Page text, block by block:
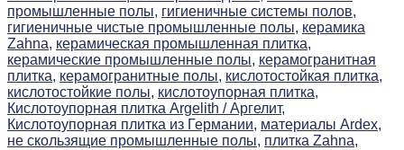
промышленные полы, гигиеничные системы полов,
гигиеничные чистые промышленные полы, керамика
Zahna, керамическая промышленная плитка,
керамические промышленные полы, керамогранитная
плитка, керамогранитные полы, кислотостойкая плитка,
кислотостойкие полы, кислотоупорная плитка,
Кислотоупорная плитка Argelith / Аргелит,
Кислотоупорная плитка из Германии, материалы Ardex,
не скользящие промышленные полы, плитка Zahna,